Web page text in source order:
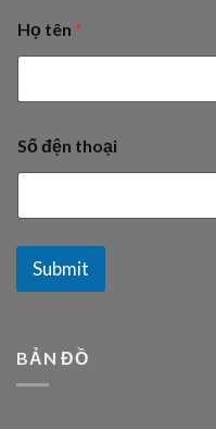
Họ tên *
Số đện thoại
Submit
BẢN ĐỒ